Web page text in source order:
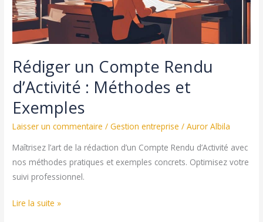
Rédiger un Compte Rendu
d’Activité : Méthodes et
Exemples
Laisser un commentaire /Gestion entreprise /Auror Albila
Maîtrisez l’art de la rédaction d’un Compte Rendu d’Activité avec
nos méthodes pratiques et exemples concrets. Optimisez votre
suivi professionnel.
Rédiger
Lire la suite »